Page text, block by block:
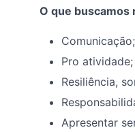
O que buscamos
Comunicação;
Pro atividade;
Resiliência,
Apresentar